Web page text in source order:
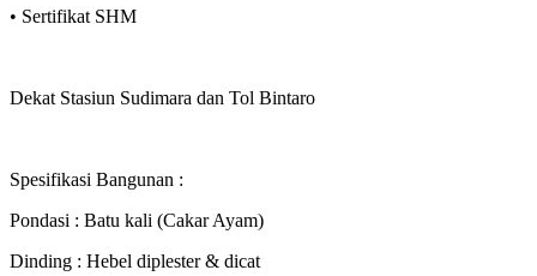
• Sertifikat SHM
Dekat Stasiun Sudimara dan Tol Bintaro
Spesifikasi Bangunan :
Pondasi : Batu kali (Cakar Ayam)
Dinding : Hebel diplester & dicat